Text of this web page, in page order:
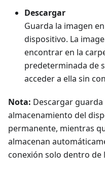
Descargar
Guarda la imagen
dispositivo. La
encontrar en la
predeterminada de
acceder a ella sin
Nota: Descargar
almacenamiento del
permanente, mientras
almacenan
conexión solo dentro de